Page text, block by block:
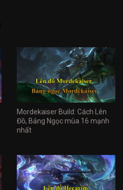
Mordekaiser Build: Cách Lên
Đồ, Bảng Ngọc mùa 16 mạnh
nhất